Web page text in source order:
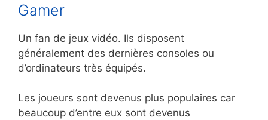
Gamer
Un fan de jeux vidéo. Ils disposent
généralement des dernières consoles ou
d’ordinateurs très équipés.
Les joueurs sont devenus plus populaires car
beaucoup d’entre eux sont devenus